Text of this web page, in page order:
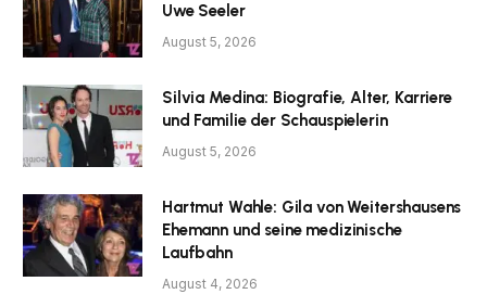
Uwe Seeler
August 5, 2026
Silvia Medina: Biografie, Alter, Karriere
und Familie der Schauspielerin
August 5, 2026
Hartmut Wahle: Gila von Weitershausens
Ehemann und seine medizinische
Laufbahn
August 4, 2026